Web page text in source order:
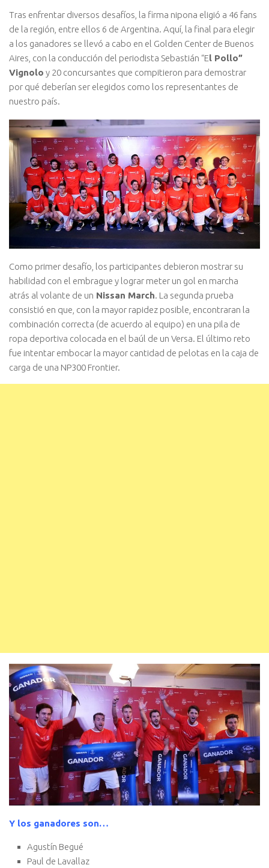
Tras enfrentar diversos desafíos, la firma nipona eligió a 46 fans
de la región, entre ellos 6 de Argentina. Aquí, la final para elegir
a los ganadores se llevó a cabo en el Golden Center de Buenos
Aires, con la conducción del periodista Sebastián “El Pollo”
Vignolo y 20 concursantes que compitieron para demostrar
por qué deberían ser elegidos como los representantes de
nuestro país.
Como primer desafío, los participantes debieron mostrar su
habilidad con el embrague y lograr meter un gol en marcha
atrás al volante de un Nissan March. La segunda prueba
consistió en que, con la mayor rapidez posible, encontraran la
combinación correcta (de acuerdo al equipo) en una pila de
ropa deportiva colocada en el baúl de un Versa. El último reto
fue intentar embocar la mayor cantidad de pelotas en la caja de
carga de una NP300 Frontier.
Y los ganadores son…
Agustín Begué
Paul de Lavallaz